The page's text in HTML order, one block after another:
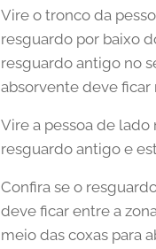
Vire o tronco da
resguardo por baixo
resguardo antigo no
absorvente deve
Vire a pessoa de
resguardo antigo e
Confira se o
deve ficar entre a
meio das coxas para